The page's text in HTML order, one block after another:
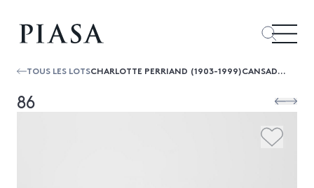
TOUS LES LOTS CHARLOTTE PERRIAND (1903-1999)CANSADOBANCACAJOU ET MÉTAL LAQUÉEDITION STEPH SIMONDATE DE CRÉATION : 1958H 24 × L 254 × P 69,5 CMPROV...
86